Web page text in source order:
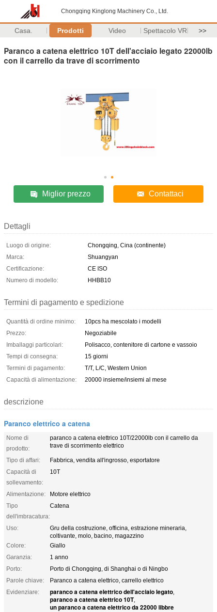
Chongqing Kinglong Machinery Co., Ltd.
Casa. Prodotti Video Spettacolo VR >>
Paranco a catena elettrico 10T dell'acciaio legato 22000lb
con il carrello da trave di scorrimento
Miglior prezzo Contattaci
Dettagli
Luogo di origine:
Chongqing, Cina (continente)
Marca:
Shuangyan
Certificazione:
CE ISO
Numero di modello:
HHBB10
Termini di pagamento e spedizione
Quantità di ordine minimo:
10pcs ha mescolato i modelli
Prezzo:
Negoziabile
Imballaggi particolari:
Polisacco, contenitore di cartone e vassoio
Tempi di consegna:
15 giorni
Termini di pagamento:
T/T, L/C, Western Union
Capacità di alimentazione:
20000 insieme/insiemi al mese
descrizione
Paranco elettrico a catena
Nome di
prodotto:
paranco a catena elettrico 10T/22000lb con il carrello da
trave di scorrimento elettrico
Tipo di affari:
Fabbrica, vendita all'ingrosso, esportatore
Capacità di
sollevamento:
10T
Alimentazione:
Motore elettrico
Tipo
dell'imbracatura:
Catena
Uso:
Gru della costruzione, officina, estrazione mineraria,
coltivante, molo, bacino, magazzino
Colore:
Giallo
Garanzia:
1 anno
Porto:
Porto di Chongqing, di Shanghai o di Ningbo
Parole chiave:
Paranco a catena elettrico, carrello elettrico
Evidenziare:
paranco a catena elettrico dell'acciaio legato,
paranco a catena elettrico 10T,
un paranco a catena elettrico da 22000 libbre